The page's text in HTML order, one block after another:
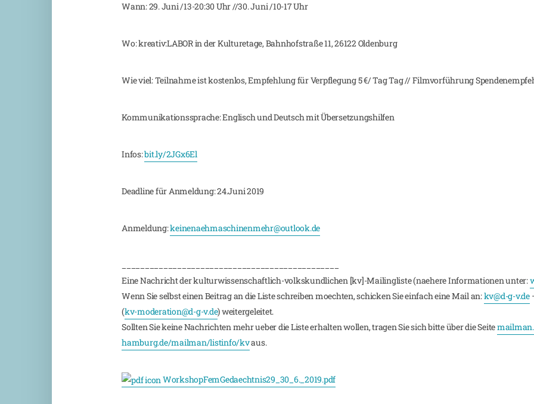
Wann: 29. Juni /13-20:30 Uhr //30. Juni /10-17 Uhr
Wo: kreativ:LABOR in der Kulturetage, Bahnhofstraße 11, 26122 Oldenburg
Wie viel: Teilnahme ist kostenlos, Empfehlung für Verpflegung 5 €/ Tag Tag // Filmvorführung
Kommunikationssprache: Englisch und Deutsch mit Übersetzungshilfen
Infos:bit.ly/2JGx6El
Deadline für Anmeldung: 24.Juni 2019
Anmeldung:keinenaehmaschinenmehr@outlook.de
Eine Nachricht der kulturwissenschaftlich-volkskundlichen [kv]-Mailingliste (naehere Informationen unter:
Wenn Sie selbst einen Beitrag an die Liste schreiben moechten, schicken Sie einfach eine Mail an:kv@d-g-v.de
(kv-moderation@d-g-v.de) weitergeleitet.
Sollten Sie keine Nachrichten mehr ueber die Liste erhalten wollen, tragen Sie sich bitte über die Seite
hamburg.de/mailman/listinfo/kvaus.
WorkshopFemGedaechtnis29_30_6._2019.pdf